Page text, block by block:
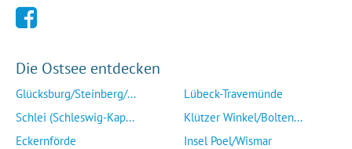
Die Ostsee entdecken
Glücksburg/Steinberg/...
Schlei (Schleswig-Kap...
Eckernförde
Lübeck-Travemünde
Klützer Winkel/Bolten...
Insel Poel/Wismar